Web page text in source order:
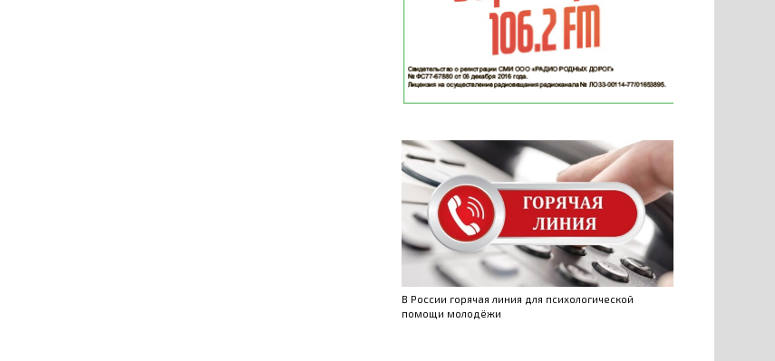
В России горячая линия для психологической
помощи молодёжи